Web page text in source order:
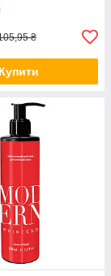
₴
Купити